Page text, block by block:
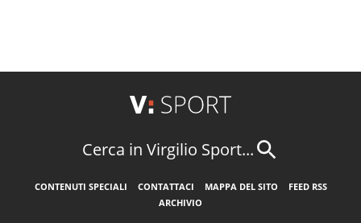
Cerca in Virgilio Sport...
CONTENUTI SPECIALI CONTATTACI MAPPA DEL SITO
FEED RSS
ARCHIVIO